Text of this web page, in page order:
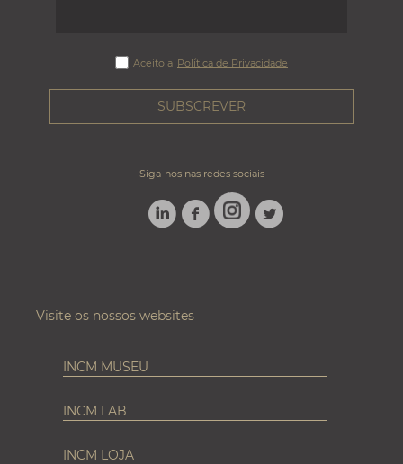
Aceito a Política de Privacidade
Siga-nos nas redes sociais
LINKEDINFACEBOOK
INSTAGRAM
TWITTER
Visite os nossos websites
INCM MUSEU
INCM LAB
INCM LOJA